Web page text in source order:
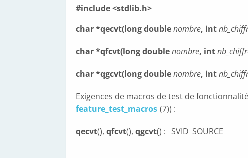
#include <stdlib.h>
char *qecvt(long doublenombre, int
char *qfcvt(long doublenombre, int
char *qgcvt(long doublenombre, int
Exigences de macros de test de
feature_test_macros (7)) :
qecvt(), qfcvt(), qgcvt() : _SVID_SOURCE